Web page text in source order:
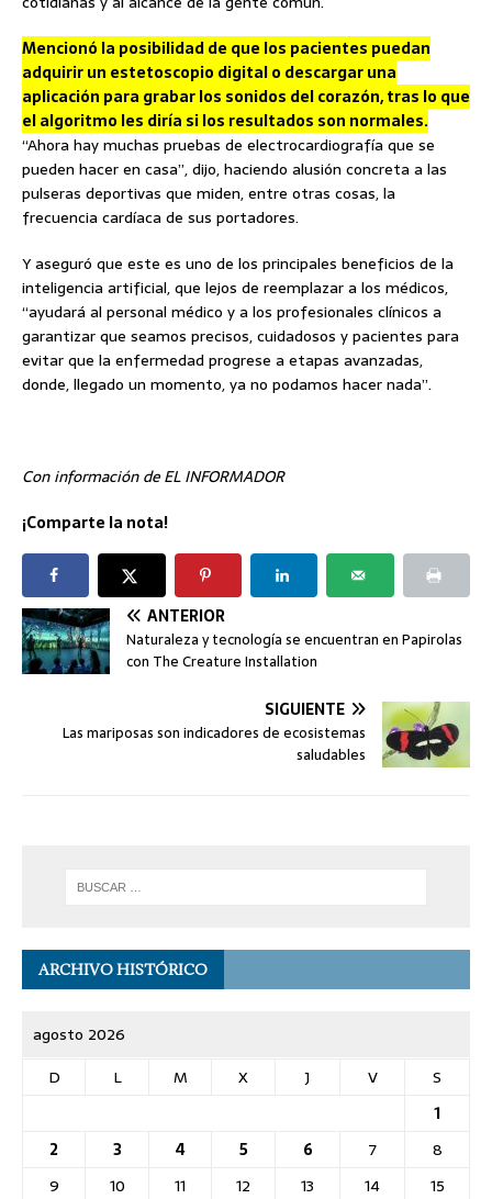
Mencionó la posibilidad de que los pacientes puedan
adquirir un estetoscopio digital o descargar una
aplicación para grabar los sonidos del corazón, tras lo que
el algoritmo les diría si los resultados son normales.
“Ahora hay muchas pruebas de electrocardiografía que se
pueden hacer en casa”, dijo, haciendo alusión concreta a las
pulseras deportivas que miden, entre otras cosas, la
frecuencia cardíaca de sus portadores.
Y aseguró que este es uno de los principales beneficios de la
inteligencia artificial, que lejos de reemplazar a los médicos,
“ayudará al personal médico y a los profesionales clínicos a
garantizar que seamos precisos, cuidadosos y pacientes para
evitar que la enfermedad progrese a etapas avanzadas,
donde, llegado un momento, ya no podamos hacer nada”.
Con información de EL INFORMADOR
¡Comparte la nota!
ANTERIOR
Naturaleza y tecnología se encuentran en Papirolas
con The Creature Installation
SIGUIENTE
Las mariposas son indicadores de ecosistemas
saludables
ARCHIVO HISTÓRICO
agosto 2026
D
L M X J V
S
1
2
3 4 5 6 7
8
9
10 11 12 13 14
15